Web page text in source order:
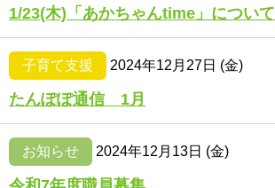
1/23(木)「あかちゃんtime」について
子育て支援 2024年12月27日 (金)
たんぽぽ通信 1月
お知らせ 2024年12月13日 (金)